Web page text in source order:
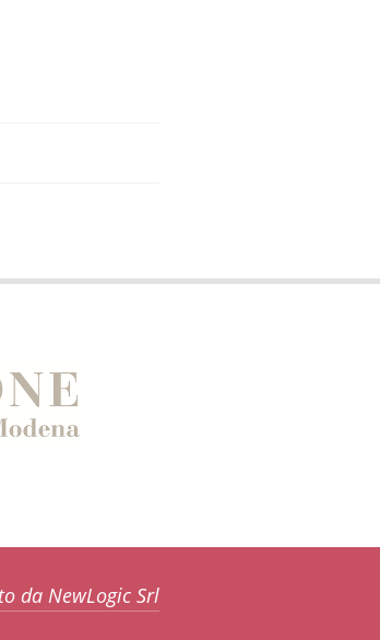
da NewLogic Srl